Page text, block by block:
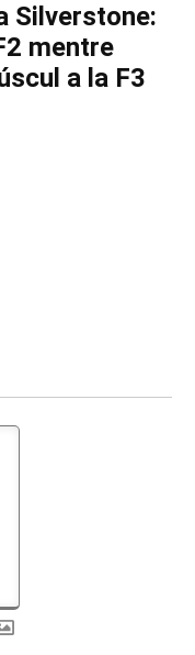
Silverstone:
mentre
a la F3